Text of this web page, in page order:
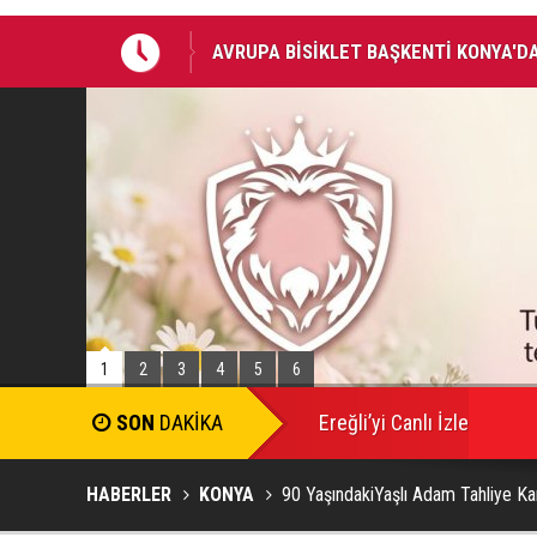
AVRUPA BİSİKLET BAŞKENTİ
BAŞKAN ALTAY: “GENÇ KOMEK VE
1 2 3 4 5 6
SON DAKİKA Ereğli’yi Canlı İzle
HABERLER KONYA 90 YaşındakiYaşlı Adam Tahliye